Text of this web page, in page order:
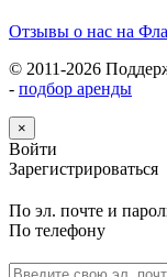
Отзывы о нас на
© 2011-2026
- подбор аренды
×
Войти
Зарегистрироваться
По эл. почте и
По телефону